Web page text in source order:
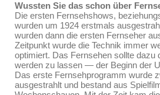
Wussten Sie das schon über
Die ersten Fernsehshows,
wurden um 1924 erstmals
wurden dann die ersten Fernseher
Zeitpunkt wurde die Technik immer
optimiert. Das Fernsehen sollte dazu
werden zu lassen — der Beginn der
Das erste Fernsehprogramm wurde
ausgestrahlt und bestand aus